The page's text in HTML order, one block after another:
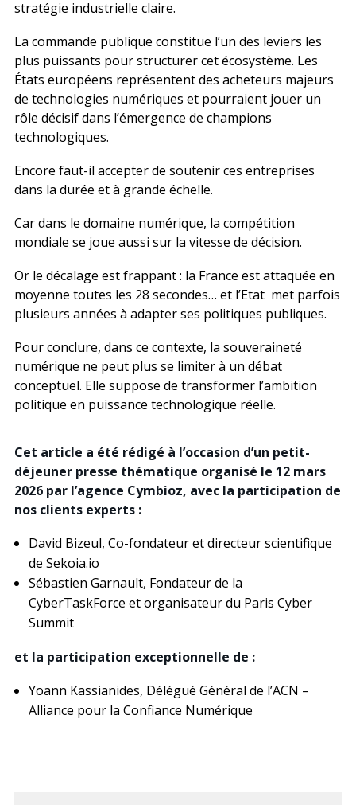
stratégie industrielle claire.
La commande publique constitue l’un des leviers les
plus puissants pour structurer cet écosystème. Les
États européens représentent des acheteurs majeurs
de technologies numériques et pourraient jouer un
rôle décisif dans l’émergence de champions
technologiques.
Encore faut-il accepter de soutenir ces entreprises
dans la durée et à grande échelle.
Car dans le domaine numérique, la compétition
mondiale se joue aussi sur la vitesse de décision.
Or le décalage est frappant : la France est attaquée en
moyenne toutes les 28 secondes… et l’Etat met parfois
plusieurs années à adapter ses politiques publiques.
Pour conclure, dans ce contexte, la souveraineté
numérique ne peut plus se limiter à un débat
conceptuel. Elle suppose de transformer l’ambition
politique en puissance technologique réelle.
Cet article a été rédigé à l’occasion d’un petit-
déjeuner presse thématique organisé le 12 mars
2026 par l’agence Cymbioz, avec la participation de
nos clients experts :
David Bizeul, Co-fondateur et directeur scientifique
de Sekoia.io
Sébastien Garnault, Fondateur de la
CyberTaskForce et organisateur du Paris Cyber
Summit
et la participation exceptionnelle de :
Yoann Kassianides, Délégué Général de l’ACN –
Alliance pour la Confiance Numérique